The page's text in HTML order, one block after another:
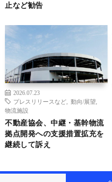
止など勧告
2026.07.23
プレスリリースなど
動向/展望
物流施設
不動産協会、中継・基幹物流
拠点開発への支援措置拡充を
継続して訴え